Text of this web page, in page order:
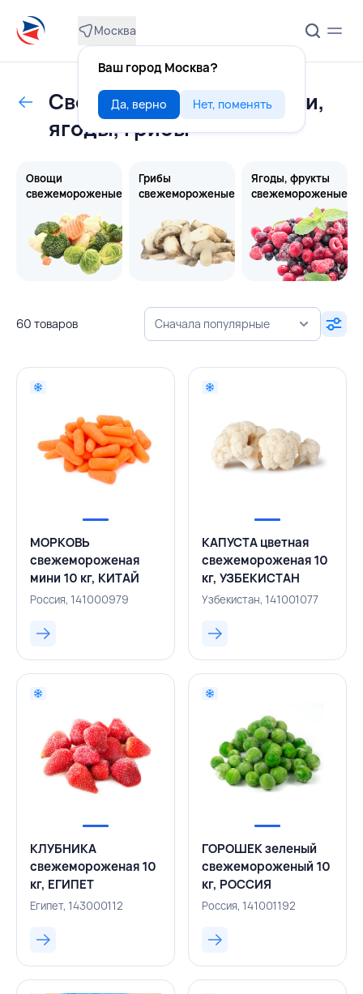
Москва
Ваш город Москва?
Да, верно Нет, поменять
Свежемороженые овощи,
ягоды, грибы
Овощи
свежемороженые
Грибы
свежемороженые
Ягоды, фрукты
свежемороженые
60 товаров Сначала популярные
МОРКОВЬ
свежемороженая
мини 10 кг, КИТАЙ
Россия, 141000979
КАПУСТА цветная
свежемороженая 10
кг, УЗБЕКИСТАН
Узбекистан, 141001077
КЛУБНИКА
свежемороженая 10
кг, ЕГИПЕТ
Египет, 143000112
ГОРОШЕК зеленый
свежемороженый 10
кг, РОССИЯ
Россия, 141001192